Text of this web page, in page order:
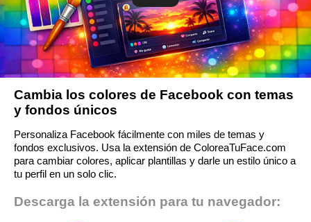
Cambia los colores de Facebook con temas
y fondos únicos
Personaliza Facebook fácilmente con miles de temas y
fondos exclusivos. Usa la extensión de ColoreaTuFace.com
para cambiar colores, aplicar plantillas y darle un estilo único a
tu perfil en un solo clic.
Descarga la extensión para tu navegador: